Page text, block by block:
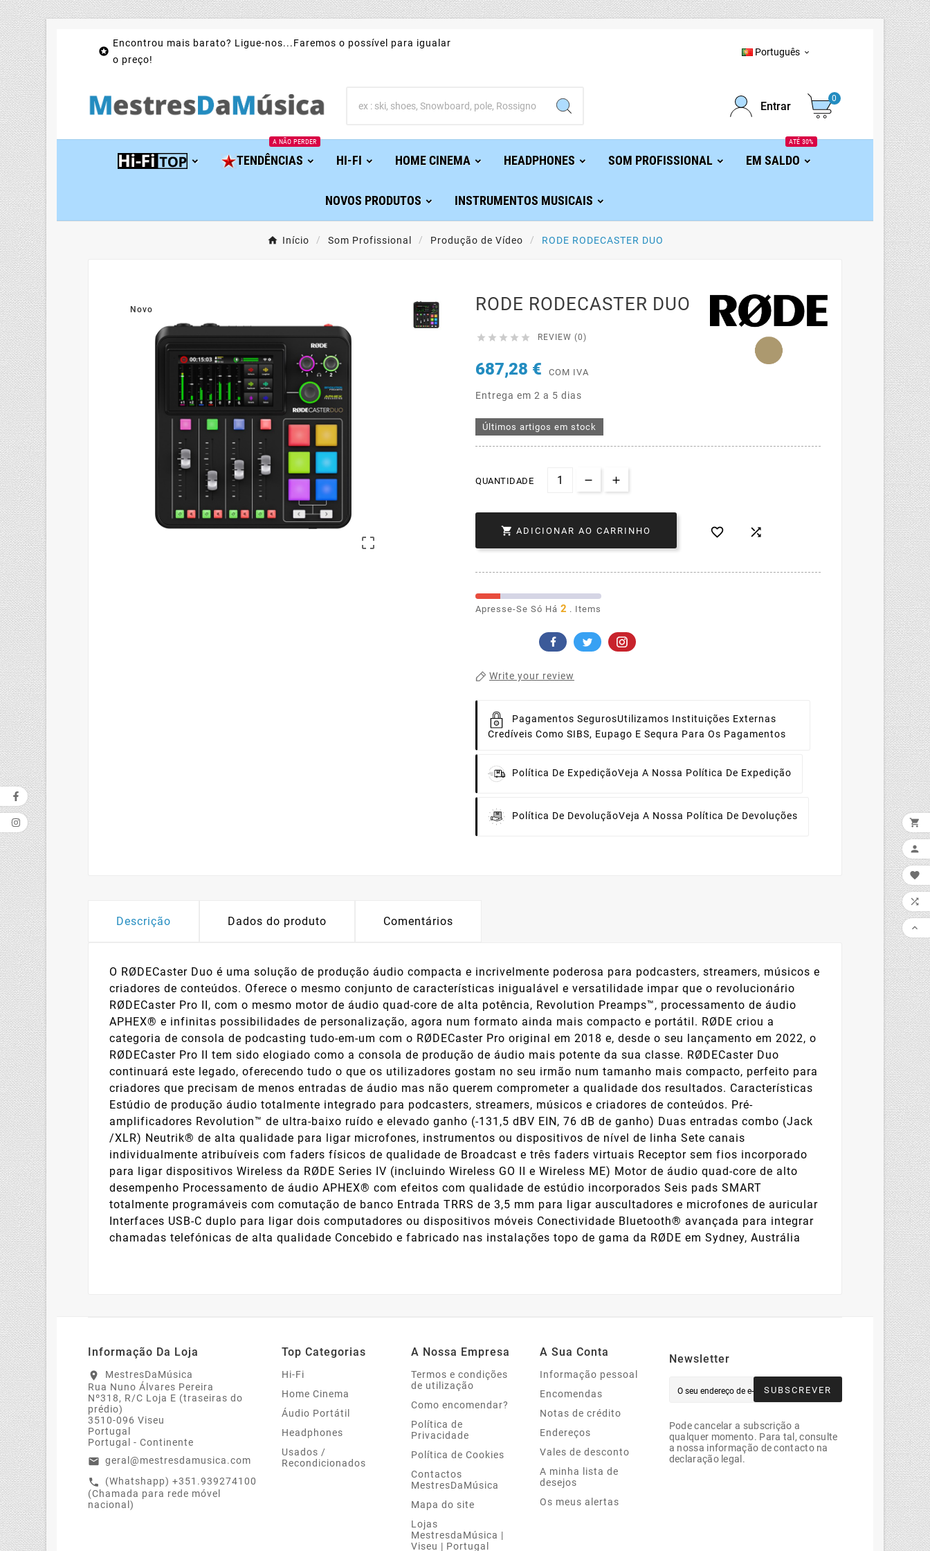

Encontrou mais barato? Ligue-nos...Faremos o possível para igualar
o preço!
Português 
Entrar
0
TENDÊNCIAS
A NÃO PERDER
HI-FI HOME CINEMA HEADPHONES SOM PROFISSIONAL EM SALDO
ATÉ 30%
NOVOS PRODUTOS INSTRUMENTOS MUSICAIS
Início Som Profissional Produção de Vídeo RODE RODECASTER DUO
Novo

RODE RODECASTER DUO
     REVIEW (0)
687,28 € COM IVA
Entrega em 2 a 5 dias
Últimos artigos em stock
QUANTIDADE
 ADICIONAR AO CARRINHO  
Apresse-Se Só Há 2 . Items
Write your review
Pagamentos SegurosUtilizamos Instituições Externas
Credíveis Como SIBS, Eupago E Sequra Para Os Pagamentos
Política De ExpediçãoVeja A Nossa Política De Expedição
Política De DevoluçãoVeja A Nossa Política De Devoluções
Descrição Dados do produto Comentários
O RØDECaster Duo é uma solução de produção áudio compacta e incrivelmente poderosa para podcasters, streamers, músicos e
criadores de conteúdos. Oferece o mesmo conjunto de características inigualável e versatilidade impar que o revolucionário
RØDECaster Pro II, com o mesmo motor de áudio quad-core de alta potência, Revolution Preamps™, processamento de áudio
APHEX® e infinitas possibilidades de personalização, agora num formato ainda mais compacto e portátil. RØDE criou a
categoria de consola de podcasting tudo-em-um com o RØDECaster Pro original em 2018 e, desde o seu lançamento em 2022, o
RØDECaster Pro II tem sido elogiado como a consola de produção de áudio mais potente da sua classe. RØDECaster Duo
continuará este legado, oferecendo tudo o que os utilizadores gostam no seu irmão num tamanho mais compacto, perfeito para
criadores que precisam de menos entradas de áudio mas não querem comprometer a qualidade dos resultados. Características
Estúdio de produção áudio totalmente integrado para podcasters, streamers, músicos e criadores de conteúdos. Pré-
amplificadores Revolution™ de ultra-baixo ruído e elevado ganho (-131,5 dBV EIN, 76 dB de ganho) Duas entradas combo (Jack
/XLR) Neutrik® de alta qualidade para ligar microfones, instrumentos ou dispositivos de nível de linha Sete canais
individualmente atribuíveis com faders físicos de qualidade de Broadcast e três faders virtuais Receptor sem fios incorporado
para ligar dispositivos Wireless da RØDE Series IV (incluindo Wireless GO II e Wireless ME) Motor de áudio quad-core de alto
desempenho Processamento de áudio APHEX® com efeitos com qualidade de estúdio incorporados Seis pads SMART
totalmente programáveis com comutação de banco Entrada TRRS de 3,5 mm para ligar auscultadores e microfones de auricular
Interfaces USB-C duplo para ligar dois computadores ou dispositivos móveis Conectividade Bluetooth® avançada para integrar
chamadas telefónicas de alta qualidade Concebido e fabricado nas instalações topo de gama da RØDE em Sydney, Austrália
Informação Da Loja
location_on
MestresDaMúsica
Rua Nuno Álvares Pereira
Nº318, R/C Loja E (traseiras do
prédio)
3510-096 Viseu
Portugal
Portugal - Continente
email geral@mestresdamusica.com
call
(Whatshapp) +351.939274100
(Chamada para rede móvel
nacional)
Top Categorias
Hi-Fi
Home Cinema
Áudio Portátil
Headphones
Usados /
Recondicionados
A Nossa Empresa
Termos e condições
de utilização
Como encomendar?
Política de
Privacidade
Política de Cookies
Contactos
MestresDaMúsica
Mapa do site
Lojas
MestresdaMúsica |
Viseu | Portugal
A Sua Conta
Informação pessoal
Encomendas
Notas de crédito
Endereços
Vales de desconto
A minha lista de
desejos
Os meus alertas
Newsletter
SUBSCREVER
Pode cancelar a subscrição a
qualquer momento. Para tal, consulte
a nossa informação de contacto na
declaração legal.




